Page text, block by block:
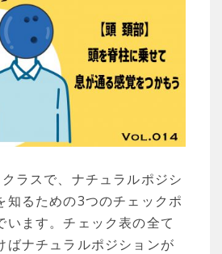
ラスで、ナチュラルポジシ
知るための3つのチェックポ
います。チェック表の全て
ばナチュラルポジションが